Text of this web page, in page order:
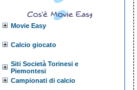
Movie Easy
Calcio giocato
Siti Società Torinesi e
Piemontesi
Campionati di calcio